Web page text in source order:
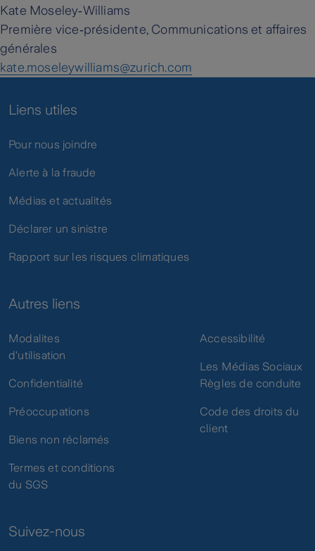
Kate Moseley‑Williams
Première vice‑présidente, Communications et affaires
générales
kate.moseleywilliams@zurich.com
Liens utiles
Pour nous joindre
Alerte à la fraude
Médias et actualités
Déclarer un sinistre
Rapport sur les risques climatiques
Autres liens
Modalites
d'utilisation
Confidentialité
Préoccupations
Biens non réclamés
Termes et conditions
du SGS
Accessibilité
Les Médias Sociaux
Règles de conduite
Code des droits du
client
Suivez-nous